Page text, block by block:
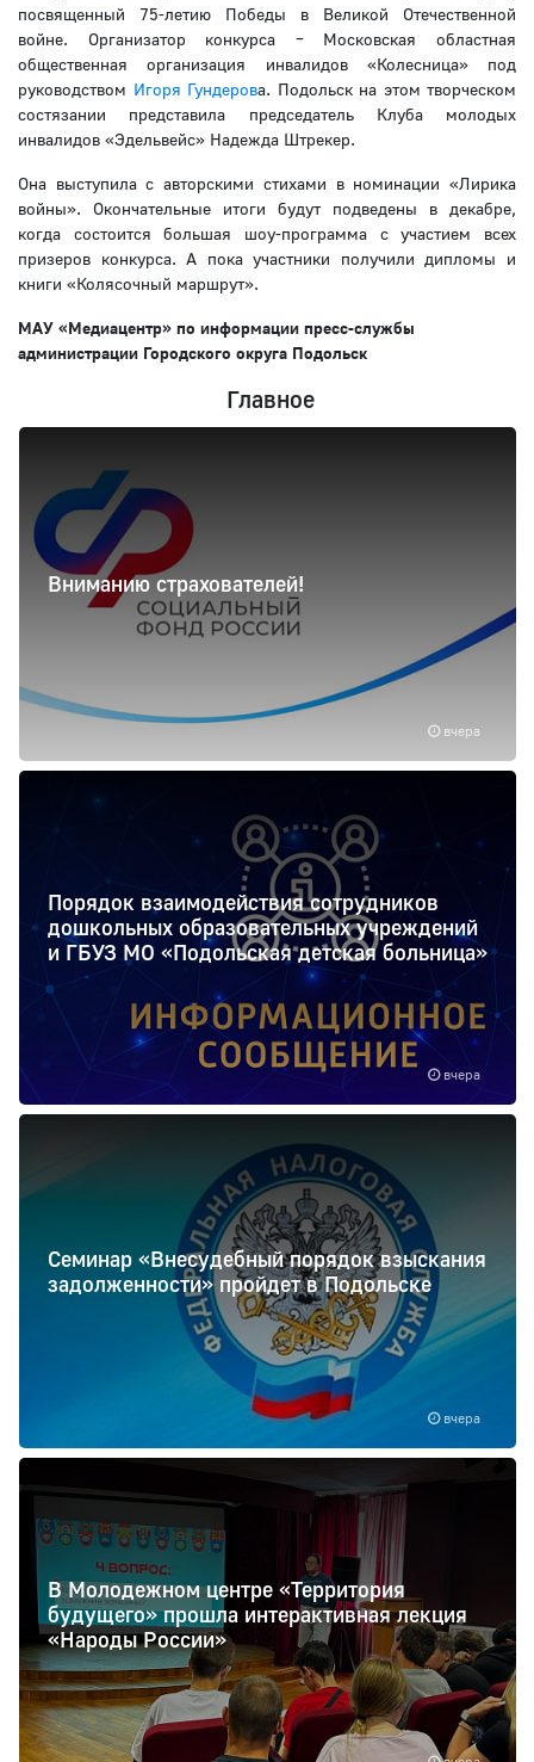
посвященный 75-летию Победы в Великой Отечественной
войне. Организатор конкурса – Московская областная
общественная организация инвалидов «Колесница» под
руководством Игоря Гундерова. Подольск на этом творческом
состязании представила председатель Клуба молодых
инвалидов «Эдельвейс» Надежда Штрекер.
Она выступила с авторскими стихами в номинации «Лирика
войны». Окончательные итоги будут подведены в декабре,
когда состоится большая шоу-программа с участием всех
призеров конкурса. А пока участники получили дипломы и
книги «Колясочный маршрут».
МАУ «Медиацентр» по информации пресс-службы
администрации Городского округа Подольск
Главное
вчера
Вниманию страхователей!
вчера
Порядок взаимодействия сотрудников
дошкольных образовательных учреждений
и ГБУЗ МО «Подольская детская больница»
вчера
Семинар «Внесудебный порядок взыскания
задолженности» пройдет в Подольске
В Молодежном центре «Территория
будущего» прошла интерактивная лекция
«Народы России»